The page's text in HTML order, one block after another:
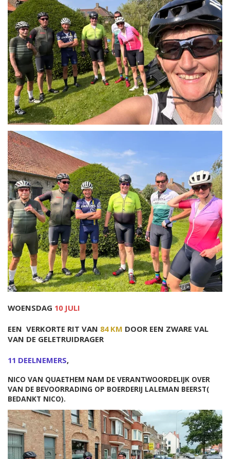
WOENSDAG 10 JULI
EEN VERKORTE RIT VAN 84 KM DOOR EEN ZWARE VAL
VAN DE GELETRUIDRAGER
11 DEELNEMERS,
NICO VAN QUAETHEM NAM DE VERANTWOORDELIJK OVER
VAN DE BEVOORRADING OP BOERDERIJ LALEMAN BEERST(
BEDANKT NICO).